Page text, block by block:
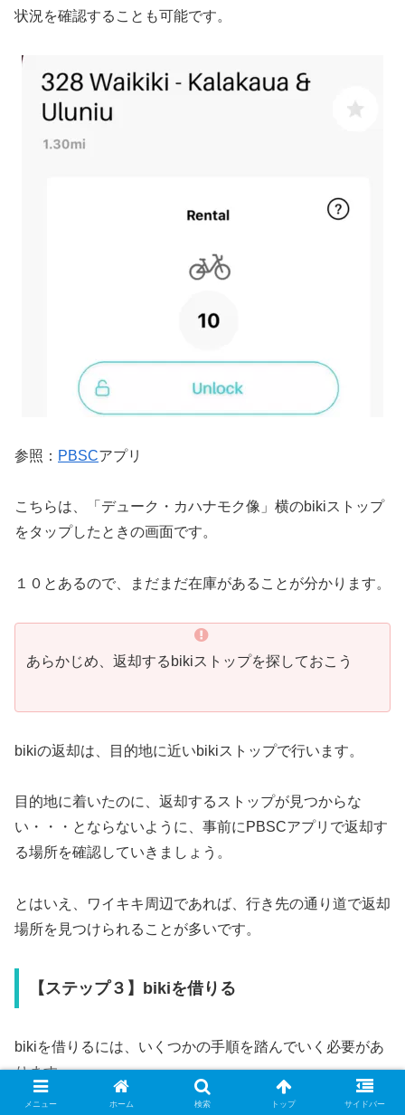
状況を確認することも可能です。
参照： PBSCアプリ
こちらは、「デューク・カハナモク像」横のbikiストップ
をタップしたときの画面です。
１０とあるので、まだまだ在庫があることが分かります。
あらかじめ、返却するbikiストップを探しておこう
bikiの返却は、目的地に近いbikiストップで行います。
目的地に着いたのに、返却するストップが見つからな
い・・・とならないように、事前にPBSCアプリで返却す
る場所を確認していきましょう。
とはいえ、ワイキキ周辺であれば、行き先の通り道で返却
場所を見つけられることが多いです。
【ステップ３】bikiを借りる
bikiを借りるには、いくつかの手順を踏んでいく必要があ
ります。
メニュー ホーム 検索 トップ サイドバー